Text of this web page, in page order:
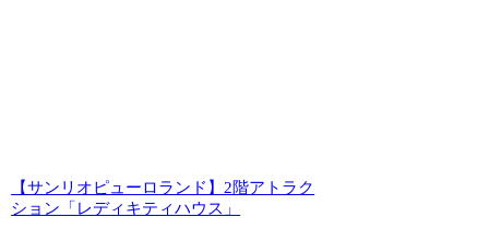
【サンリオピューロランド】2階アトラク
ション「レディキティハウス」